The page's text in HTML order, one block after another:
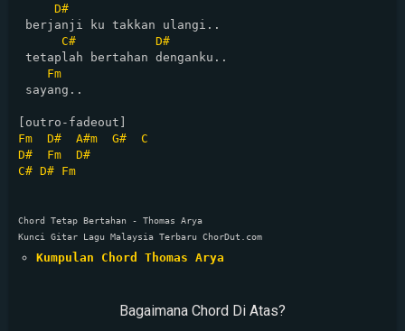
D#
berjanji ku takkan ulangi..
C#
D#
tetaplah bertahan denganku..
Fm
sayang..
Fm
D# A#m G#
C
D#
Fm
D#
C# D# Fm
Chord Tetap Bertahan - Thomas Arya
Kunci Gitar Lagu Malaysia Terbaru ChorDut.com
Kumpulan Chord Thomas Arya
Bagaimana Chord Di Atas?